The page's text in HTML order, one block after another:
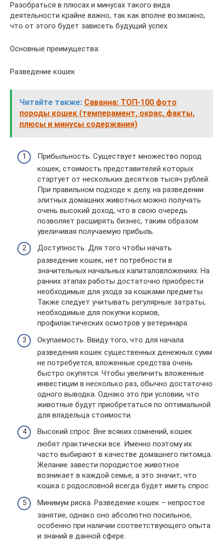
Разобраться в плюсах и минусах такого вида
деятельности крайне важно, так как вполне возможно,
что от этого будет зависеть будущий успех.
Основные преимущества:
Разведение кошек
Читайте также: Саванна: ТОП-100 фото
породы кошек (темперамент, окрас, факты,
плюсы и минусы содержания)
Прибыльность. Существует множество пород
кошек, стоимость представителей которых
стартует от нескольких десятков тысяч рублей.
При правильном подходе к делу, на разведении
элитных домашних животных можно получать
очень высокий доход, что в свою очередь
позволяет расширять бизнес, таким образом
увеличивая получаемую прибыль.
Доступность. Для того чтобы начать
разведение кошек, нет потребности в
значительных начальных капиталовложениях. На
ранних этапах работы достаточно приобрести
необходимые для ухода за кошками предметы.
Также следует учитывать регулярные затраты,
необходимые для покупки кормов,
профилактических осмотров у ветеринара.
Окупаемость. Ввиду того, что для начала
разведения кошек существенных денежных сумм
не потребуется, вложенные средства очень
быстро окупятся. Чтобы увеличить вложенные
инвестиции в несколько раз, обычно достаточно
одного выводка. Однако это при условии, что
животные будут приобретаться по оптимальной
для владельца стоимости.
Высокий спрос. Вне всяких сомнений, кошек
любят практически все. Именно поэтому их
часто выбирают в качестве домашнего питомца.
Желание завести породистое животное
возникает в каждой семье, а это значит, что
кошка с родословной всегда будет иметь спрос.
Минимум риска. Разведение кошек – непростое
занятие, однако оно абсолютно посильное,
особенно при наличии соответствующего опыта
и знаний в данной сфере.